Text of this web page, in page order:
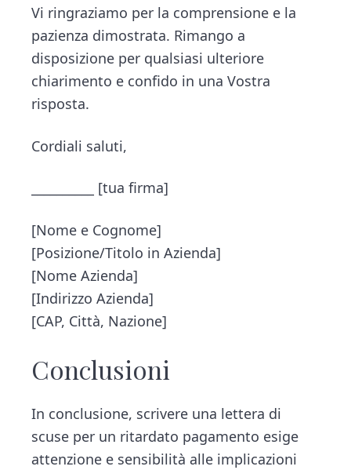
Vi ringraziamo per la comprensione e la
pazienza dimostrata. Rimango a
disposizione per qualsiasi ulteriore
chiarimento e confido in una Vostra
risposta.
Cordiali saluti,
__________ [tua firma]
[Nome e Cognome]
[Posizione/Titolo in Azienda]
[Nome Azienda]
[Indirizzo Azienda]
[CAP, Città, Nazione]
Conclusioni
In conclusione, scrivere una lettera di
scuse per un ritardato pagamento esige
attenzione e sensibilità alle implicazioni